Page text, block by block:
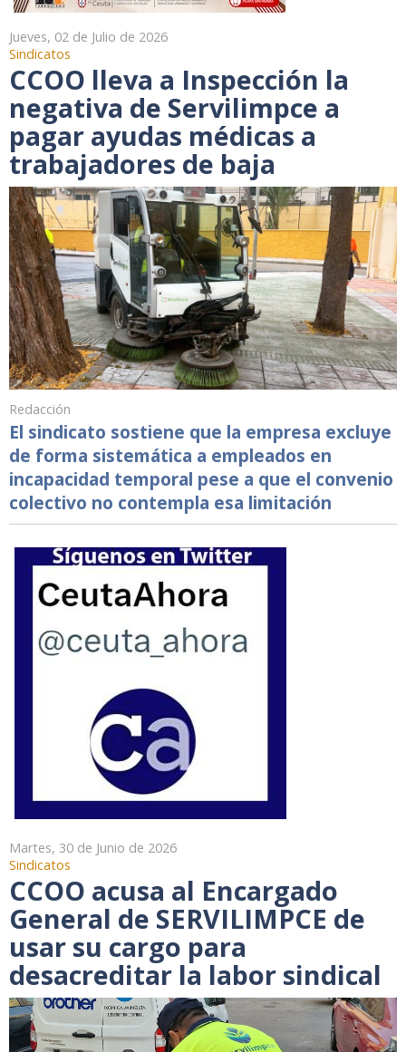
Jueves, 02 de Julio de 2026
Sindicatos
CCOO lleva a Inspección la
negativa de Servilimpce a
pagar ayudas médicas a
trabajadores de baja
Redacción
El sindicato sostiene que la empresa excluye
de forma sistemática a empleados en
incapacidad temporal pese a que el convenio
colectivo no contempla esa limitación
Martes, 30 de Junio de 2026
Sindicatos
CCOO acusa al Encargado
General de SERVILIMPCE de
usar su cargo para
desacreditar la labor sindical